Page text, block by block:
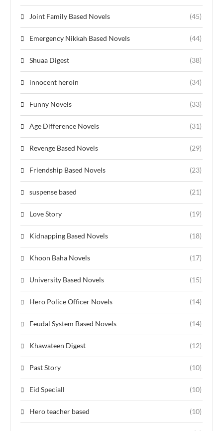
Joint Family Based Novels (45)
Emergency Nikkah Based Novels (44)
Shuaa Digest (38)
innocent heroin (34)
Funny Novels (33)
Age Difference Novels (31)
Revenge Based Novels (29)
Friendship Based Novels (23)
suspense based (21)
Love Story (19)
Kidnapping Based Novels (18)
Khoon Baha Novels (17)
University Based Novels (15)
Hero Police Officer Novels (14)
Feudal System Based Novels (14)
Khawateen Digest (12)
Past Story (10)
Eid Speciall (10)
Hero teacher based (10)